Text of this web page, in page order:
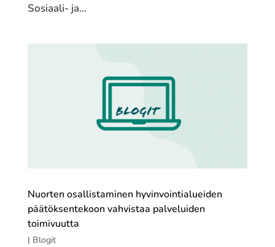
Sosiaali- ja...
Nuorten osallistaminen hyvinvointialueiden
päätöksentekoon vahvistaa palveluiden
toimivuutta
| Blogit